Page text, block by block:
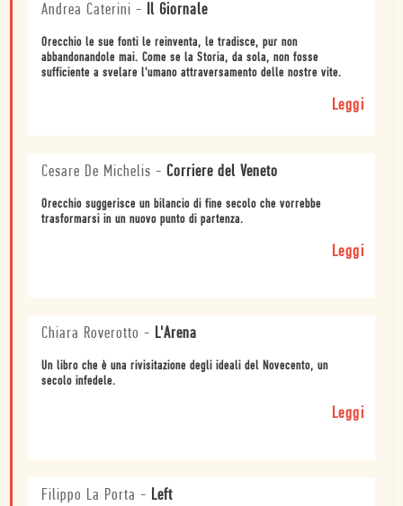
Andrea Caterini - Il Giornale
Orecchio le sue fonti le reinventa, le tradisce, pur non
abbandonandole mai. Come se la Storia, da sola, non fosse
sufficiente a svelare l'umano attraversamento delle nostre vite.
Leggi
Cesare De Michelis - Corriere del Veneto
Orecchio suggerisce un bilancio di fine secolo che vorrebbe
trasformarsi in un nuovo punto di partenza.
Leggi
Chiara Roverotto - L'Arena
Un libro che è una rivisitazione degli ideali del Novecento, un
secolo infedele.
Leggi
Filippo La Porta - Left